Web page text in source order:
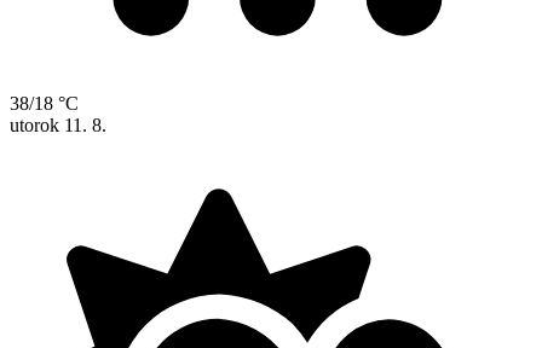
38/18 °C
utorok 11. 8.